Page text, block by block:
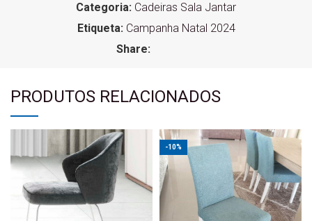
Categoria: Cadeiras Sala Jantar
Etiqueta: Campanha Natal 2024
Share:
PRODUTOS RELACIONADOS
-10%